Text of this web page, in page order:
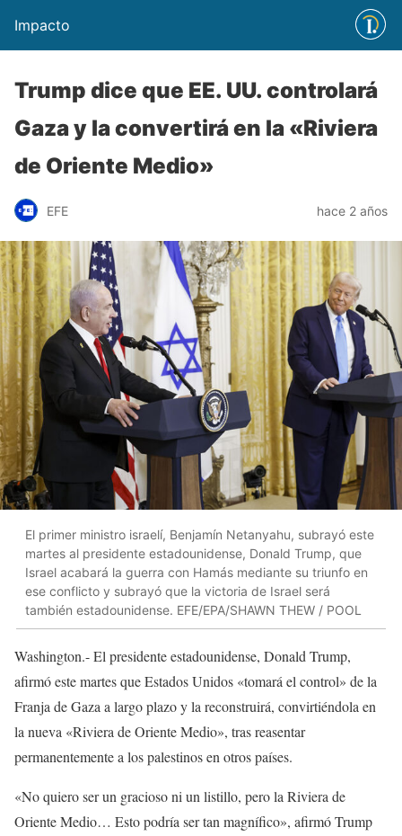
Impacto
Trump dice que EE. UU. controlará
Gaza y la convertirá en la «Riviera
de Oriente Medio»
EFE hace 2 años
El primer ministro israelí, Benjamín Netanyahu, subrayó este
martes al presidente estadounidense, Donald Trump, que
Israel acabará la guerra con Hamás mediante su triunfo en
ese conflicto y subrayó que la victoria de Israel será
también estadounidense. EFE/EPA/SHAWN THEW / POOL
Washington.- El presidente estadounidense, Donald Trump,
afirmó este martes que Estados Unidos «tomará el control» de la
Franja de Gaza a largo plazo y la reconstruirá, convirtiéndola en
la nueva «Riviera de Oriente Medio», tras reasentar
permanentemente a los palestinos en otros países.
«No quiero ser un gracioso ni un listillo, pero la Riviera de
Oriente Medio… Esto podría ser tan magnífico», afirmó Trump